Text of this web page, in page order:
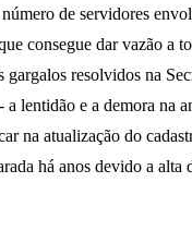
de servidores
consegue dar vazão a
resolvidos na
lentidão e a demora na
na atualização do
há anos devido a alta